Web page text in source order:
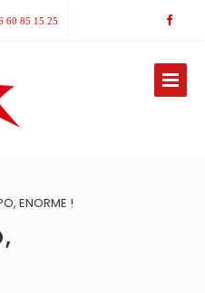
60 85 15 25
ENORME !